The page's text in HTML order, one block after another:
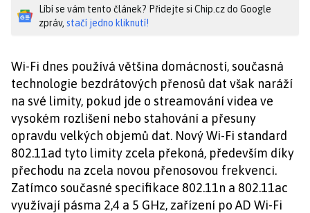
Líbí se vám tento článek? Přidejte si Chip.cz do Google
zpráv, stačí jedno kliknutí!
Wi-Fi dnes používá většina domácností, současná
technologie bezdrátových přenosů dat však naráží
na své limity, pokud jde o streamování videa ve
vysokém rozlišení nebo stahování a přesuny
opravdu velkých objemů dat. Nový Wi-Fi standard
802.11ad tyto limity zcela překoná, především díky
přechodu na zcela novou přenosovou frekvenci.
Zatímco současné specifikace 802.11n a 802.11ac
využívají pásma 2,4 a 5 GHz, zařízení po AD Wi-Fi